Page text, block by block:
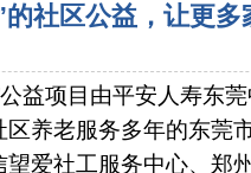
社区公益，让更多
益项目由平安人寿东
养老服务多年的东莞
爱社工服务中心、郑